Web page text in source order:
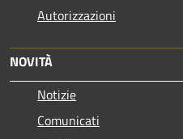
Autorizzazioni
NOVITÀ
Notizie
Comunicati